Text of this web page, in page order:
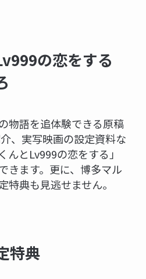
の恋をする
物語を追体験できる原稿
、実写映画の設定資料な
んとLv999の恋をする」
きます。更に、博多マル
特典も見逃せません。
特典